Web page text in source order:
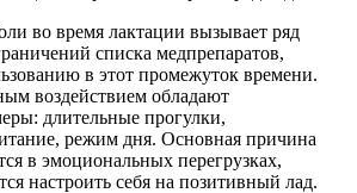
во время лактации вызывает ряд
списка медпрепаратов,
в этот промежуток времени.
воздействием обладают
длительные прогулки,
режим дня. Основная причина
в эмоциональных перегрузках,
настроить себя на позитивный лад.